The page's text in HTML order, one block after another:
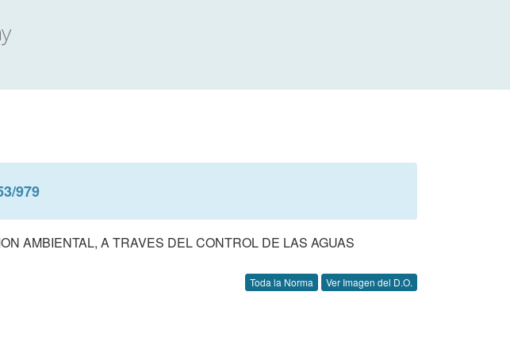
979
AMBIENTAL, A TRAVES DEL CONTROL DE LAS AGUAS
Toda la Norma Ver Imagen del D.O.